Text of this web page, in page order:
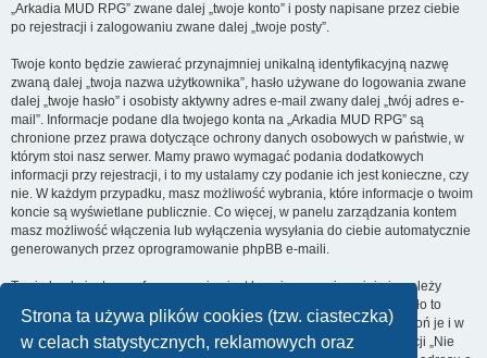
Strona ta używa plików cookies (tzw. ciasteczka)
w celach statystycznych, reklamowych oraz
„Arkadia MUD RPG” zwane dalej „twoje konto” i posty napisane przez ciebie
po rejestracji i zalogowaniu zwane dalej „twoje posty”.
Twoje konto będzie zawierać przynajmniej unikalną identyfikacyjną nazwę
zwaną dalej „twoja nazwa użytkownika”, hasło używane do logowania zwane
dalej „twoje hasło” i osobisty aktywny adres e-mail zwany dalej „twój adres e-
mail”. Informacje podane dla twojego konta na „Arkadia MUD RPG” są
chronione przez prawa dotyczące ochrony danych osobowych w państwie, w
którym stoi nasz serwer. Mamy prawo wymagać podania dodatkowych
informacji przy rejestracji, i to my ustalamy czy podanie ich jest konieczne, czy
nie. W każdym przypadku, masz możliwość wybrania, które informacje o twoim
koncie są wyświetlane publicznie. Co więcej, w panelu zarządzania kontem
masz możliwość włączenia lub wyłączenia wysyłania do ciebie automatycznie
generowanych przez oprogramowanie phpBB e-maili.
Twoje hasło jest zaszyfrowane, więc jest bezpieczne, niemniej nie należy
używać tego samego hasła na różnych witrynach internetowych. Hasło to
umożliwia dostęp do twojego konta na „Arkadia MUD RPG”, więc chroń je i w
żadnym wypadku nie podawajnikomu . Jeśli je zapomnisz, użyj funkcji „Nie